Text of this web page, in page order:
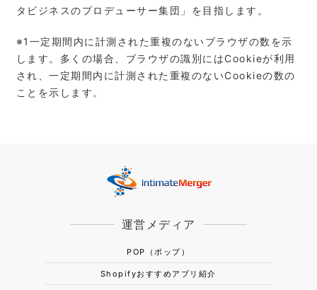
タビジネスのプロデューサー集団」を目指します。
※1⼀定期間内に計測された重複のないブラウザの数を⽰
します。多くの場合、ブラウザの識別にはCookieが利⽤
され、⼀定期間内に計測された重複のないCookieの数の
ことを⽰します。
運営メディア
POP（ポップ）
Shopifyおすすめアプリ紹介